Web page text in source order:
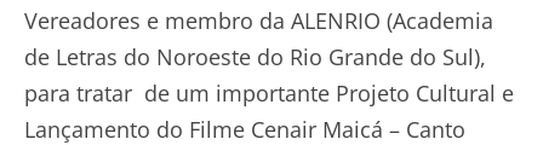
Vereadores e membro da ALENRIO (Academia
de Letras do Noroeste do Rio Grande do Sul),
para tratar de um importante Projeto Cultural e
Lançamento do Filme Cenair Maicá – Canto